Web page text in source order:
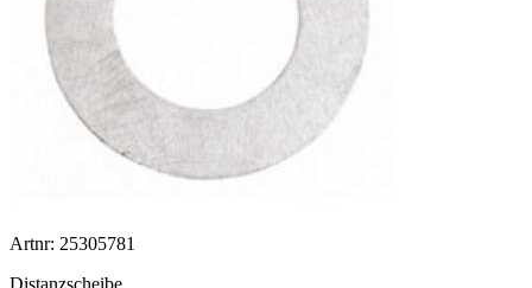
Artnr: 25305781